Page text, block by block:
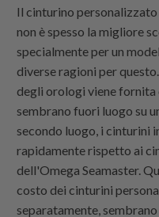
Il cinturino
non è spesso la migliore
specialmente per un
diverse ragioni per
degli orologi viene fornita
sembrano fuori luogo su
secondo luogo, i cinturini
rapidamente rispetto ai
dell'Omega Seamaster.
costo dei cinturini
separatamente,